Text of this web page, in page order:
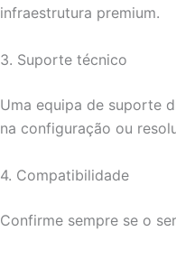
infraestrutura premium.
3. Suporte técnico
Uma equipa de suporte
na configuração ou
4. Compatibilidade
Confirme sempre se o